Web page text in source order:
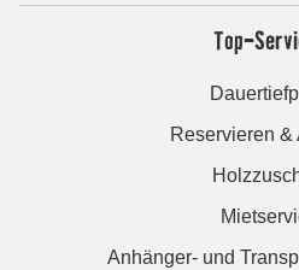
Top-
Reservieren &
Anhänger- und